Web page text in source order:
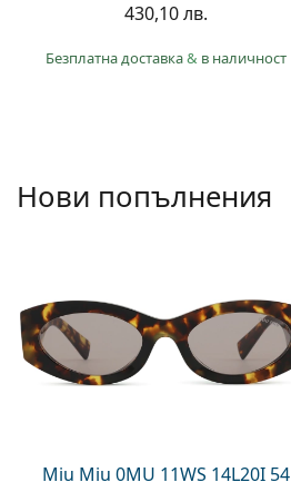
430,10 лв.
Безплатна доставка& в наличност
Нови попълнения
Miu Miu 0MU 11WS 14L20I 54